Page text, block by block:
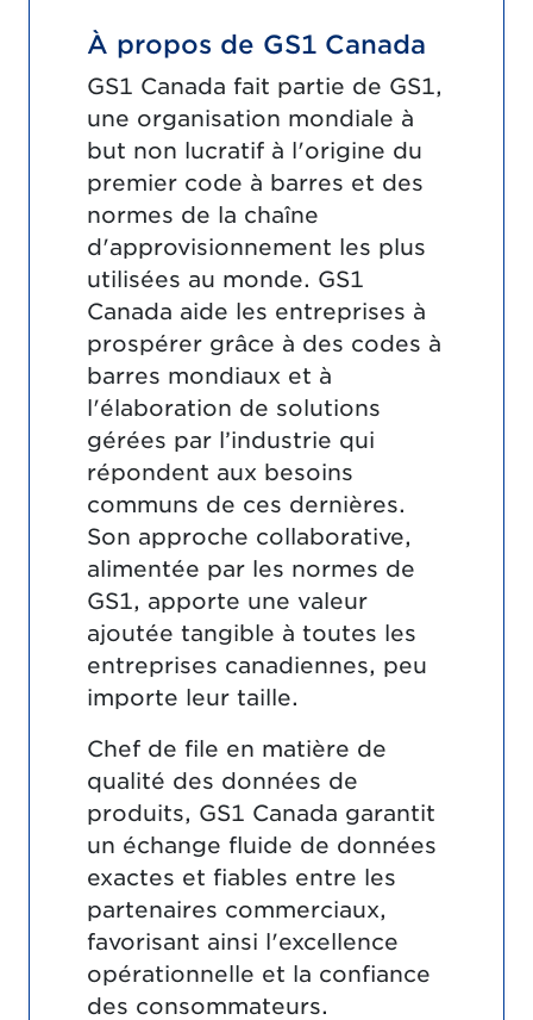
À propos de GS1 Canada
GS1 Canada fait partie de GS1,
une organisation mondiale à
but non lucratif à l'origine du
premier code à barres et des
normes de la chaîne
d'approvisionnement les plus
utilisées au monde. GS1
Canada aide les entreprises à
prospérer grâce à des codes à
barres mondiaux et à
l'élaboration de solutions
gérées par l’industrie qui
répondent aux besoins
communs de ces dernières.
Son approche collaborative,
alimentée par les normes de
GS1, apporte une valeur
ajoutée tangible à toutes les
entreprises canadiennes, peu
importe leur taille.
Chef de file en matière de
qualité des données de
produits, GS1 Canada garantit
un échange fluide de données
exactes et fiables entre les
partenaires commerciaux,
favorisant ainsi l'excellence
opérationnelle et la confiance
des consommateurs.